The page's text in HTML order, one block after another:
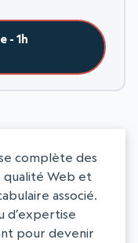
- 1h
complète des
qualité Web et
associé.
d’expertise
pour devenir